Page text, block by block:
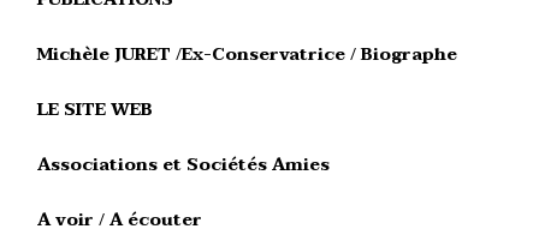
Michèle JURET /Ex-Conservatrice / Biographe
LE SITE WEB
Associations et Sociétés Amies
A voir / A écouter